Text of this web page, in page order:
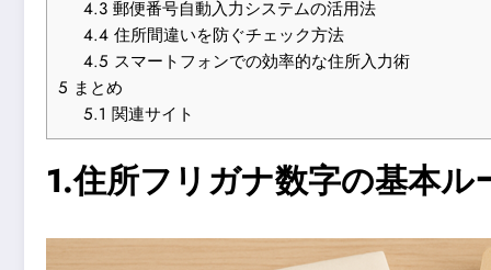
4.3郵便番号自動入力システムの活用法
4.4住所間違いを防ぐチェック方法
4.5 スマートフォンでの効率的な住所入力術
5 まとめ
5.1 関連サイト
1.住所フリガナ数字の基本ル